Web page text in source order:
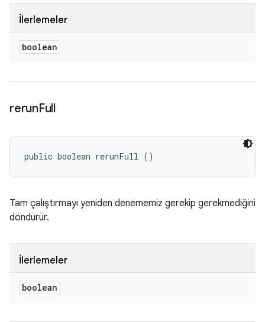
İlerlemeler
boolean
rerunFull
public boolean rerunFull ()
Tam çalıştırmayı yeniden denememiz gerekip gerekmediğini
döndürür.
İlerlemeler
boolean